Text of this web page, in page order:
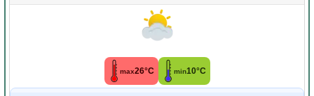
max26°C min10°C